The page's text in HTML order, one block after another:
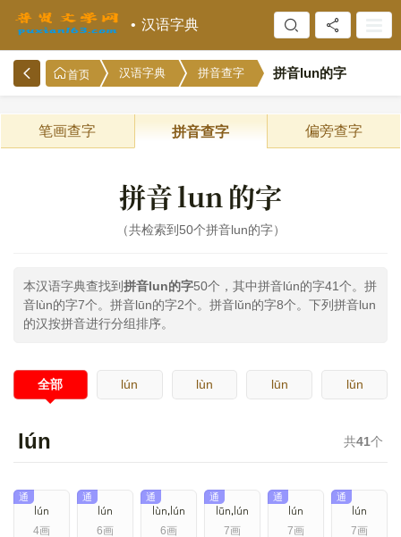
汉语字典
首页 汉语字典 拼音查字 拼音lun的字
笔画查字 拼音查字 偏旁查字
拼音lun的字
共检索到50个拼音lun的字
本汉语字典查找到 拼音lun的字50个，其中拼音lún的字41个。拼
音lùn的字7个。拼音lūn的字2个。拼音lǔn的字8个。下列拼音lun
的汉按拼音进行分组排序。
全部 lún lùn lūn lǔn
lún 共41个
lún
4画
通
lún
6画
通
lùn,lún
6画
通
lūn,lún
7画
通
lún
7画
通
lún
7画
通